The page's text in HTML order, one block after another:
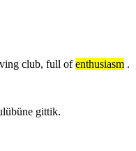
club, full of enthusiasm .
gittik.